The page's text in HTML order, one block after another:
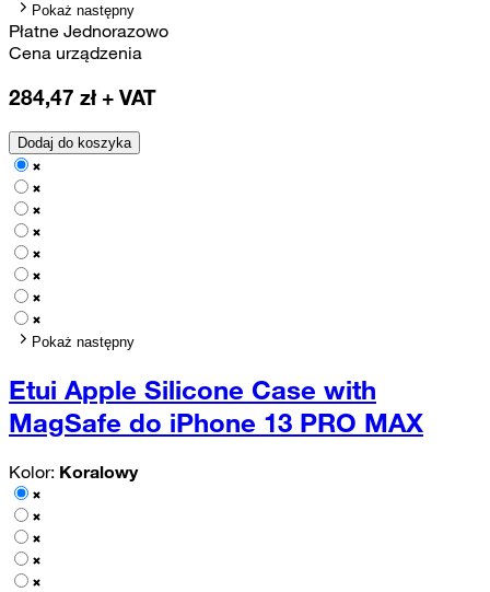
Pokaż następny
Płatne Jednorazowo
Cena urządzenia
284,47 zł + VAT
Dodaj do koszyka
Pokaż następny
Etui Apple Silicone Case with
MagSafe do iPhone 13 PRO MAX
Kolor: Koralowy